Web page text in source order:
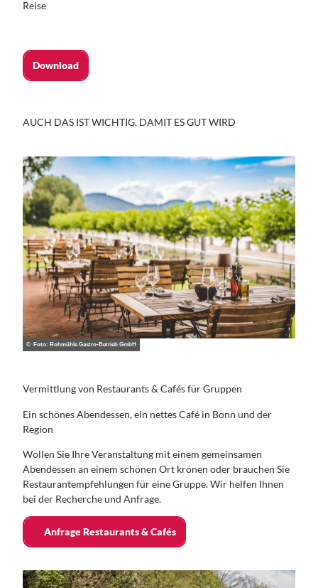
Reise
Download
AUCH DAS IST WICHTIG, DAMIT ES GUT WIRD
© Foto: Rohmühle Gastro-Betrieb GmbH
Vermittlung von Restaurants & Cafés für Gruppen
Ein schönes Abendessen, ein nettes Café in Bonn und der
Region
Wollen Sie Ihre Veranstaltung mit einem gemeinsamen
Abendessen an einem schönen Ort krönen oder brauchen Sie
Restaurantempfehlungen für eine Gruppe. Wir helfen Ihnen
bei der Recherche und Anfrage.
Anfrage Restaurants & Cafés